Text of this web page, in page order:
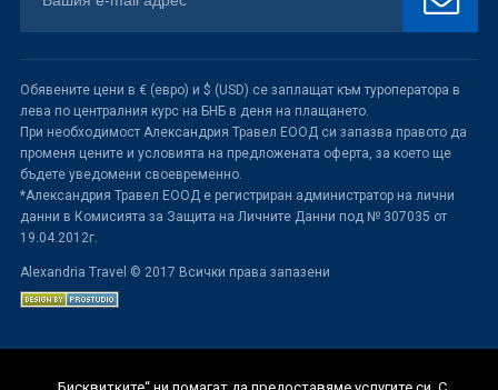
Обявените цени в € (евро) и $ (USD) се заплащат към туроператора в
лева по централния курс на БНБ в деня на плащането.
При необходимост Александрия Травел ЕООД си запазва правото да
променя цените и условията на предложената оферта, за което ще
бъдете уведомени своевременно.
*Александрия Травел ЕООД е регистриран администратор на лични
данни в Комисията за Защита на Личните Данни под № 307035 от
19.04.2012г.
Alexandria Travel © 2017 Всички права запазени